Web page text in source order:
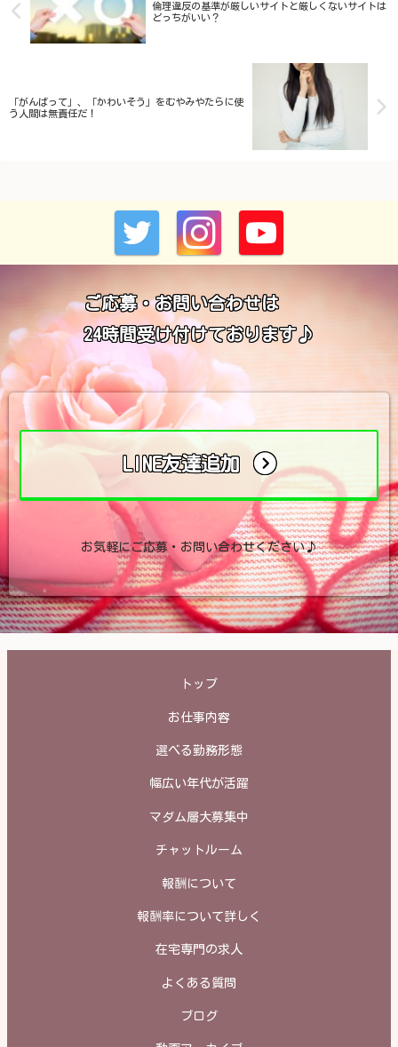
倫理違反の基準が厳しいサイトと厳しくないサイトは
どっちがいい？
「がんばって」、「かわいそう」をむやみやたらに使
う人間は無責任だ！
ご応募・お問い合わせは
24時間受け付けております♪
LINE友達追加
お気軽にご応募・お問い合わせください♪
トップ
お仕事内容
選べる勤務形態
幅広い年代が活躍
マダム層大募集中
チャットルーム
報酬について
報酬率について詳しく
在宅専門の求人
よくある質問
ブログ